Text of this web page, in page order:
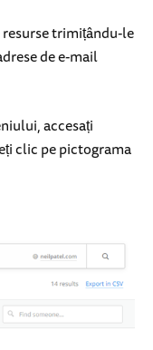
trimițându-le
de e-mail
accesați
clic pe pictograma